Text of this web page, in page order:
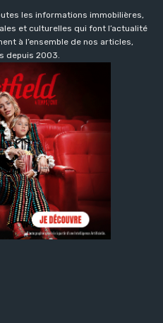
les informations immobilières,
et culturelles qui font l’actualité
à l’ensemble de nos articles,
depuis 2003.